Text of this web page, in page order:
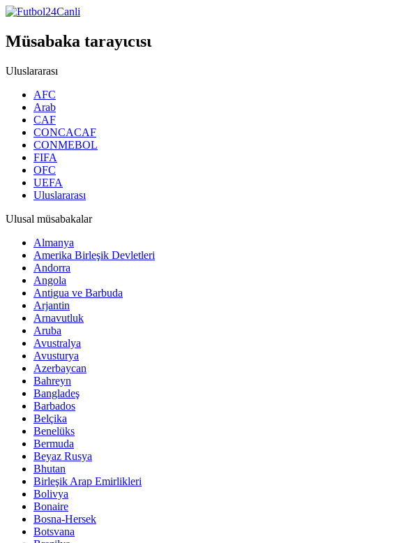
Müsabaka tarayιcιsι
Uluslararası
AFC
Arab
CAF
CONCACAF
CONMEBOL
FIFA
OFC
UEFA
Uluslararası
Ulusal müsabakalar
Almanya
Amerika Birleşik Devletleri
Andorra
Angola
Antigua ve Barbuda
Arjantin
Arnavutluk
Aruba
Avustralya
Avusturya
Azerbaycan
Bahreyn
Bangladeş
Barbados
Belçika
Benelüks
Bermuda
Beyaz Rusya
Bhutan
Birleşik Arap Emirlikleri
Bolivya
Bonaire
Bosna-Hersek
Botsvana